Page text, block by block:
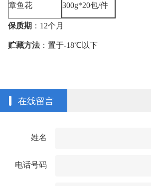
章鱼花 300g*20包/件
保质期 ： 12个月
贮藏方法：置于-18℃ 以下
在线留言
姓名
电话号码